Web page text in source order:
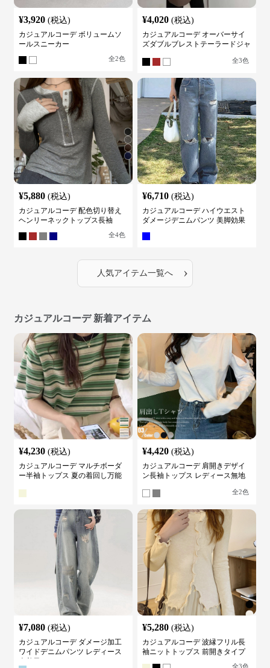
¥3,920 (税込)
カジュアルコーデ ボリュームソ
ールスニーカー
全2色
¥4,020 (税込)
カジュアルコーデ オーバーサイ
ズダブルブレストテーラードジャ
全3色
¥5,880 (税込)
カジュアルコーデ 配色切り替え
ヘンリーネックトップス長袖
全4色
¥6,710 (税込)
カジュアルコーデ ハイウエスト
ダメージデニムパンツ 美脚効果
人気アイテム一覧へ ›
カジュアルコーデ 新着アイテム
¥4,230 (税込)
カジュアルコーデ マルチボーダ
ー半袖トップス 夏の着回し万能
¥4,420 (税込)
カジュアルコーデ 肩開きデザイ
ン長袖トップス レディース無地
全2色
¥7,080 (税込)
カジュアルコーデ ダメージ加工
ワイドデニムパンツ レディース
¥5,280 (税込)
カジュアルコーデ 波縁フリル長
袖ニットトップス 前開きタイプ
全3色